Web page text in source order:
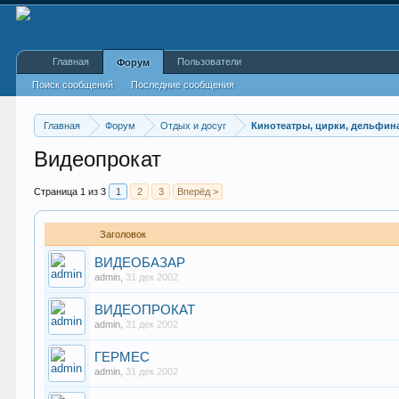
Главная Форум Отдых и досуг Кинотеатры, цирки,
Видеопрокат
Страница 1 из 3 1 2 3 Вперёд >
Заголовок
ВИДЕОБАЗАР
admin 31 дек 2002
ВИДЕОПРОКАТ
admin 31 дек 2002
ГЕРМЕС
admin 31 дек 2002
Главная Форум
Поиск сообщений Последние сообщения
Пользователи